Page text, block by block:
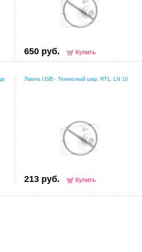
650 руб. Купить
Лампа USB - Теннисный шар, RTL. LN 10
213 руб. Купить